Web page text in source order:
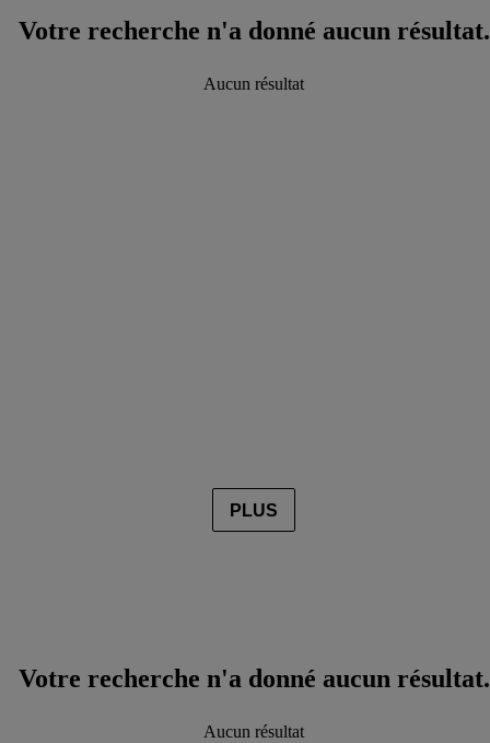
Votre recherche n'a donné aucun résultat.
Aucun résultat
PLUS
Votre recherche n'a donné aucun résultat.
Aucun résultat